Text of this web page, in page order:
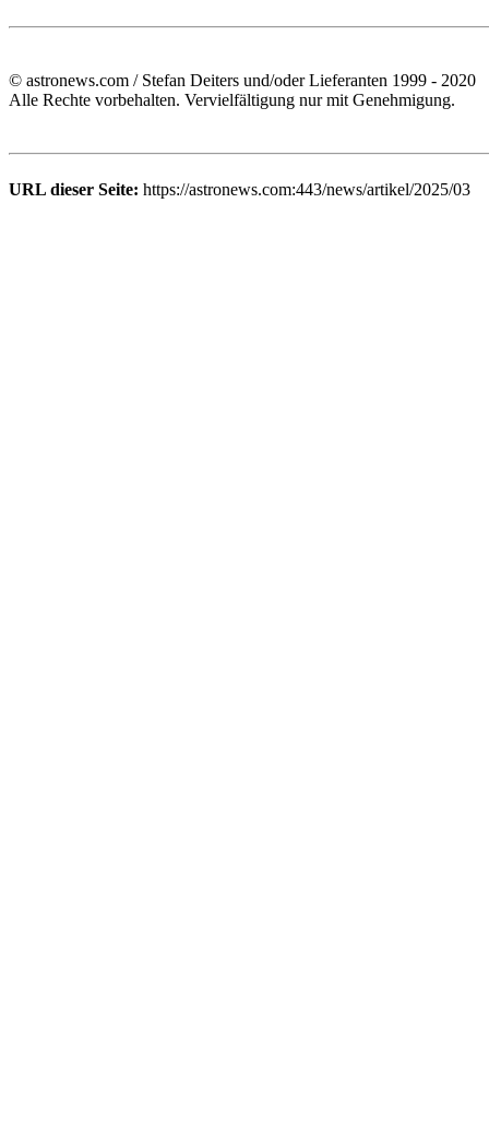
© astronews.com / Stefan Deiters und/oder Lieferanten 1999 - 2020
Alle Rechte vorbehalten. Vervielfältigung nur mit Genehmigung.
URL dieser Seite: https://astronews.com:443/news/artikel/2025/03